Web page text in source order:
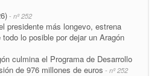
- nº 252
presidente más longevo, estrena
lo posible por dejar un Aragón
culmina el Programa de Desarrollo
de 976 millones de euros - nº 252